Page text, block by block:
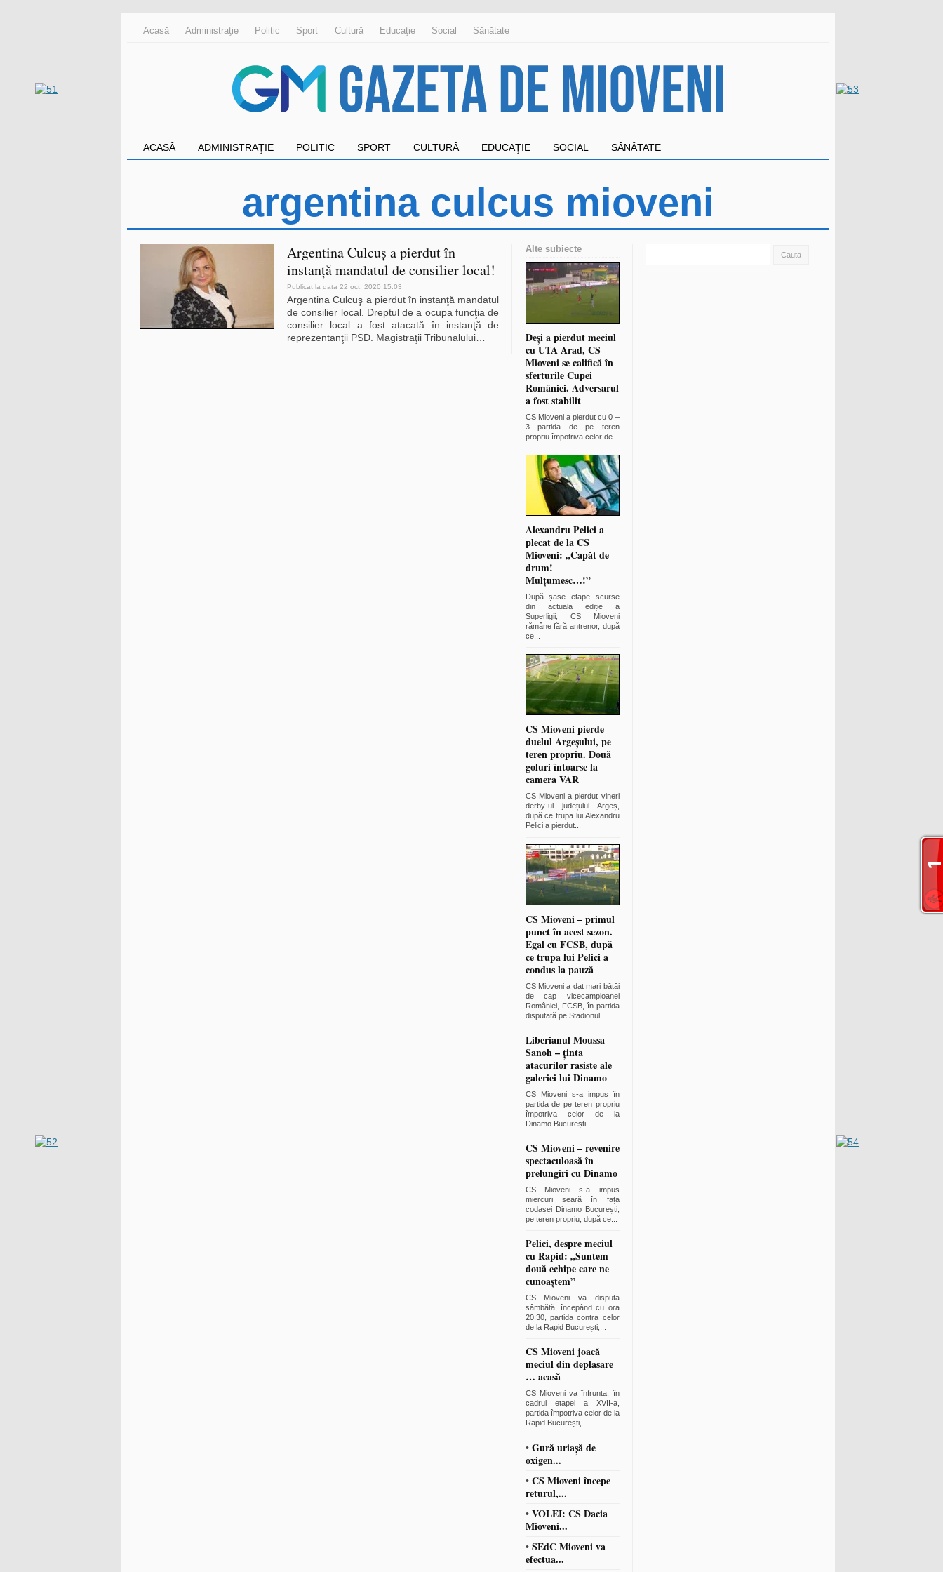
Acasă Administraţie Politic Sport Cultură Educaţie Social Sănătate
ACASĂ ADMINISTRAŢIE POLITIC SPORT CULTURĂ EDUCAŢIE SOCIAL SĂNĂTATE
argentina culcus mioveni
Argentina Culcuş a pierdut în
instanţă mandatul de consilier local!
Publicat la data 22 oct. 2020 15:03
Argentina Culcuş a pierdut în instanţă mandatul
de consilier local. Dreptul de a ocupa funcţia de
consilier local a fost atacată în instanţă de
reprezentanţii PSD. Magistraţii Tribunalului
Alte subiecte
Deși a pierdut meciul
cu UTA Arad, CS
Mioveni se califică în
sferturile Cupei
României. Adversarul
a fost stabilit
CS Mioveni a pierdut cu 0 –
3 partida de pe teren
propriu împotriva celor de...
Alexandru Pelici a
plecat de la CS
Mioveni: „Capăt de
drum!
Mulțumesc…!”
După șase etape scurse
din actuala ediție a
Superligii, CS Mioveni
rămâne fără antrenor, după
ce...
CS Mioveni pierde
duelul Argeșului, pe
teren propriu. Două
goluri întoarse la
camera VAR
CS Mioveni a pierdut vineri
derby-ul județului Argeș,
după ce trupa lui Alexandru
Pelici a pierdut...
CS Mioveni – primul
punct în acest sezon.
Egal cu FCSB, după
ce trupa lui Pelici a
condus la pauză
CS Mioveni a dat mari bătăi
de cap vicecampioanei
României, FCSB, în partida
disputată pe Stadionul...
Liberianul Moussa
Sanoh – ținta
atacurilor rasiste ale
galeriei lui Dinamo
CS Mioveni s-a impus în
partida de pe teren propriu
împotriva celor de la
Dinamo București,
CS Mioveni – revenire
spectaculoasă în
prelungiri cu Dinamo
CS Mioveni s-a impus
miercuri seară în fața
codașei Dinamo București,
pe teren propriu, după ce...
Pelici, despre meciul
cu Rapid: „Suntem
două echipe care ne
cunoaștem”
CS Mioveni va disputa
sâmbătă, începând cu ora
20:30, partida contra celor
de la Rapid București,
CS Mioveni joacă
meciul din deplasare
… acasă
CS Mioveni va înfrunta, în
cadrul etapei a XVII-a,
partida împotriva celor de la
Rapid București,
•Gură uriașă de
oxigen...
•CS Mioveni începe
returul,...
•VOLEI: CS Dacia
Mioveni...
•SEdC Mioveni va
efectua...